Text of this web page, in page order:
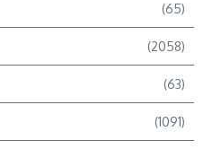
(65)
(2058)
(63)
(1091)